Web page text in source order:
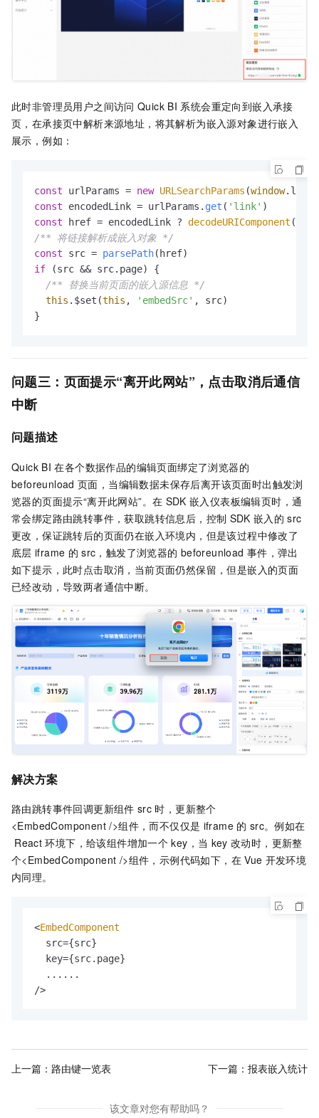
此时非管理员用户之间访问 Quick BI 系统会重定向到嵌入承接
页，在承接页中解析来源地址，将其解析为嵌入源对象进行嵌入
展示，例如：
const urlParams = new URLSearchParams (window.
const encodedLink = urlParams. get ( 'link'
const href = encodedLink ? decodeURIComponent
/** 将链接解析成嵌入对象 */
const src = parsePath
if (src && src. page) {
/** 替换当前页面的嵌入源信息 */
this .$set(this , 'embedSrc' , src)
}
问题三：页面提示“离开此网站”，点击取消后通信
中断
问题描述
Quick BI 在各个数据作品的编辑页面绑定了浏览器的
beforeunload 页面，当编辑数据未保存后离开该页面时出触发浏
览器的页面提示“离开此网站”。在 SDK 嵌入仪表板编辑页时，通
常会绑定路由跳转事件，获取跳转信息后，控制 SDK 嵌入的 src
更改，保证跳转后的页面仍在嵌入环境内，但是该过程中修改了
底层 iframe 的 src，触发了浏览器的 beforeunload 事件，弹出
如下提示，此时点击取消，当前页面仍然保留，但是嵌入的页面
已经改动，导致两者通信中断。
解决方案
路由跳转事件回调更新组件 src 时，更新整个
<EmbedComponent />组件，而不仅仅是 iframe 的 src。例如在
React 环境下，给该组件增加一个 key，当 key 改动时，更新整
个<EmbedComponent />组件，示例代码如下，在 Vue 开发环境
内同理。
<EmbedComponent
  src={src}
  key={src.
page}
  ......
/>
上一篇： 路由键一览表 下一篇： 报表嵌入统计
该文章对您有帮助吗？